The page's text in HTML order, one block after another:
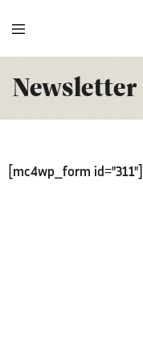
Newsletter
[mc4wp_form id="311"]